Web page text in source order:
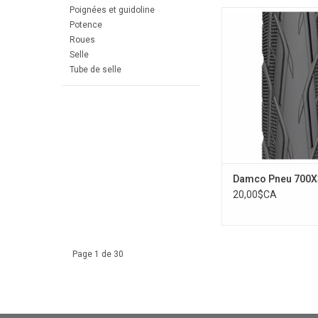
Poignées et guidoline
Potence
Roues
Selle
Tube de selle
700x35C
AJOUTER AU
Damco Pneu
20,00$CA
Page 1 de 30